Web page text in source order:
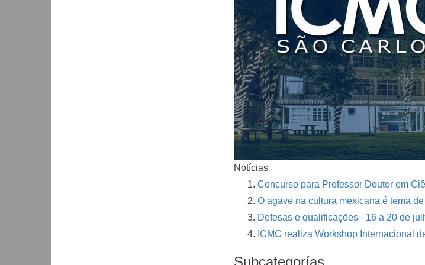
Notícias
Concurso para Professor Doutor em
O agave na cultura mexicana é tema
Defesas e qualificações - 16 a 20 de
ICMC realiza Workshop Internacional
Subcategorías